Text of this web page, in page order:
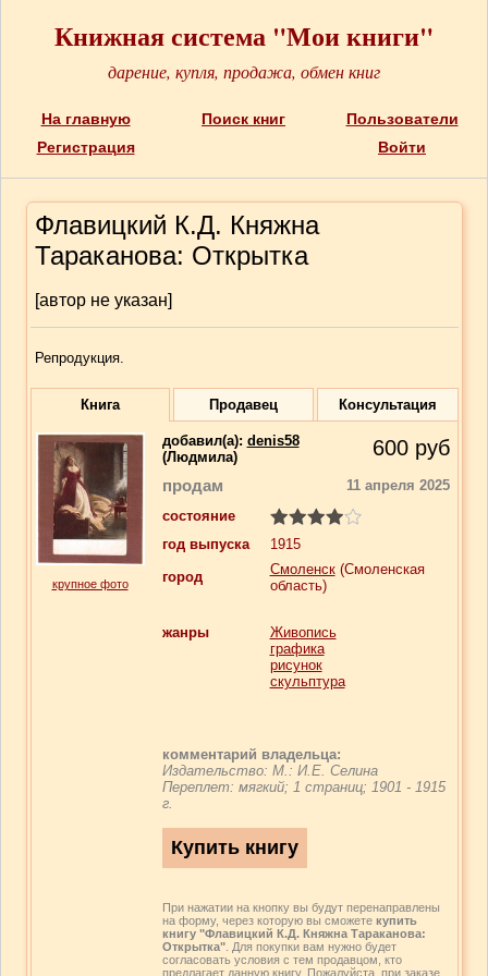
Книжная система "Мои книги"
дарение, купля, продажа, обмен книг
На главную Поиск книг
Пользователи
Регистрация
Войти
Флавицкий К.Д. Княжна
Тараканова: Открытка
[автор не указан]
Репродукция.
Книга Продавец Консультация
крупное фото
добавил(a): denis58
(Людмила)
600 руб
продам
11 апреля 2025
состояние
год выпуска
1915
город
Смоленск(Смоленская
область)
жанры
Живопись
графика
рисунок
скульптура
комментарий владельца:
Издательство: М.: И.Е. Селина
Переплет: мягкий; 1 страниц; 1901 - 1915
г.
При нажатии на кнопку вы будут перенаправлены
на форму, через которую вы сможете купить
книгу "Флавицкий К.Д. Княжна Тараканова:
Открытка". Для покупки вам нужно будет
согласовать условия с тем продавцом, кто
предлагает данную книгу. Пожалуйста, при заказе